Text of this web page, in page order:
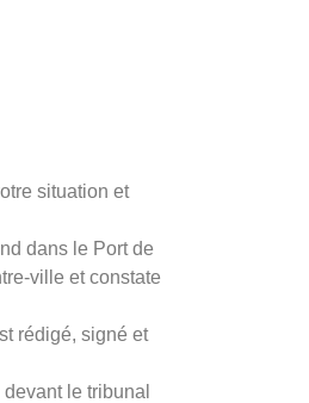
situation et
dans le Port de
ville et constate
rédigé, signé et
le tribunal